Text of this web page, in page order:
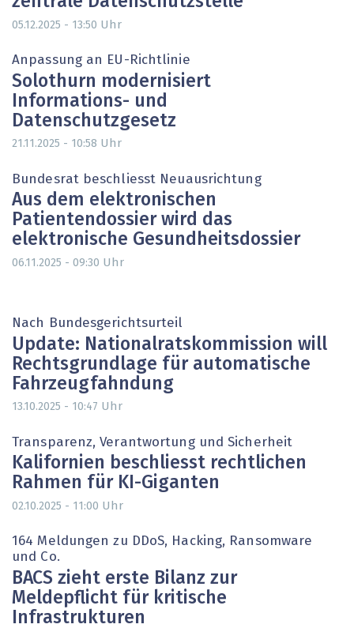
05.12.2025 - 13:50 Uhr
Anpassung an EU-Richtlinie
Solothurn modernisiert
Informations- und
Datenschutzgesetz
21.11.2025 - 10:58 Uhr
Bundesrat beschliesst Neuausrichtung
Aus dem elektronischen
Patientendossier wird das
elektronische Gesundheitsdossier
06.11.2025 - 09:30 Uhr
Nach Bundesgerichtsurteil
Update: Nationalratskommission will
Rechtsgrundlage für automatische
Fahrzeugfahndung
13.10.2025 - 10:47 Uhr
Transparenz, Verantwortung und Sicherheit
Kalifornien beschliesst rechtlichen
Rahmen für KI-Giganten
02.10.2025 - 11:00 Uhr
164 Meldungen zu DDoS, Hacking, Ransomware
und Co.
BACS zieht erste Bilanz zur
Meldepflicht für kritische
Infrastrukturen